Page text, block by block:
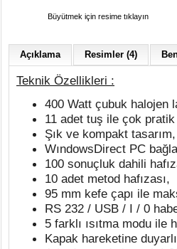
Büyütmek için resime tıklayın
Açıklama Resimler (4)
Teknik Özellikleri :
400 Watt çubuk halojen
11 adet tuş ile çok pratik
Şık ve kompakt tasarım,
WındowsDirect PC
100 sonuçluk dahili
10 adet metod hafızası,
95 mm kefe çapı ile
RS 232 / USB / I / 0
5 farklı ısıtma modu ile
Kapak hareketine